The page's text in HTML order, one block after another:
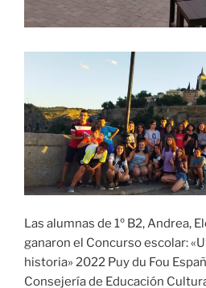
Las alumnas de 1º B2, Andrea,
ganaron el Concurso escolar:
historia» 2022 Puy du Fou
Consejería de Educación